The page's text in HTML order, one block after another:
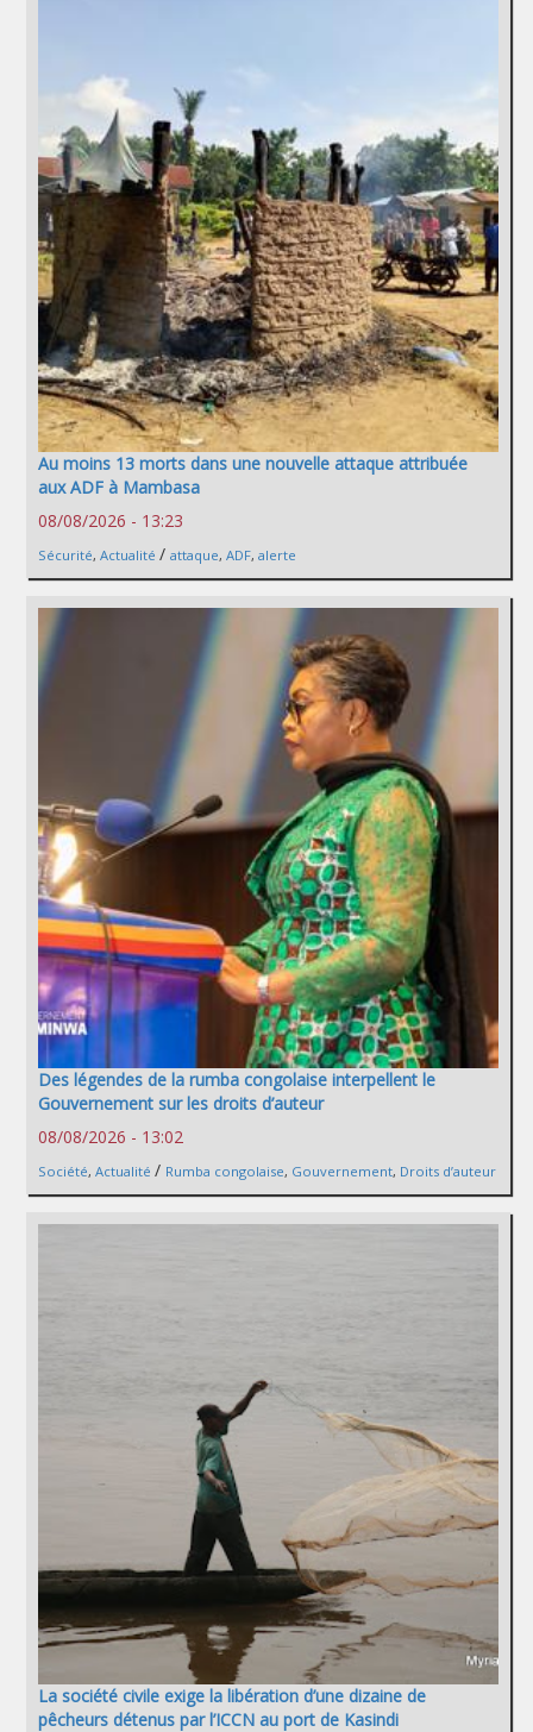
Au moins 13 morts dans une nouvelle attaque attribuée
aux ADF à Mambasa
08/08/2026 - 13:23
Sécurité, Actualité / attaque, ADF, alerte
Des légendes de la rumba congolaise interpellent le
Gouvernement sur les droits d’auteur
08/08/2026 - 13:02
Société, Actualité / Rumba congolaise, Gouvernement, Droits d’auteur
La société civile exige la libération d’une dizaine de
pêcheurs détenus par l’ICCN au port de Kasindi